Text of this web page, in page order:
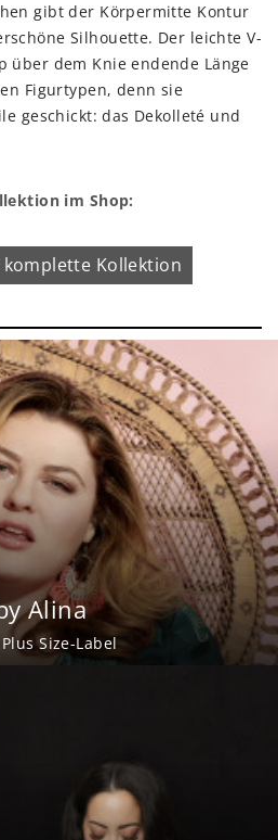
gibt der Körpermitte Kontur
Silhouette. Der leichte V-
über dem Knie endende Länge
Figurtypen, denn sie
geschickt: das Dekolleté und
im Shop:
komplette Kollektion
Alina
Size-Label